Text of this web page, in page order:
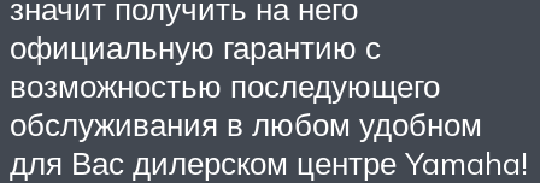
значит получить на него
официальную гарантию с
возможностью последующего
обслуживания в любом удобном
для Вас дилерском центре Yamaha!